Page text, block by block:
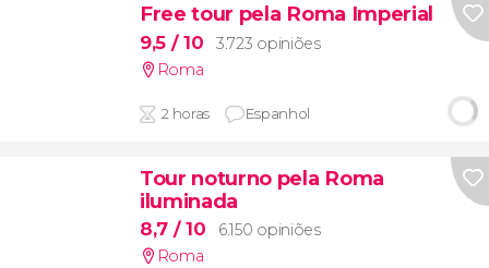
Free tour pela Roma Imperial
9,5 / 10
3.723 opiniões
Roma
2 horas Espanhol
Tour noturno pela Roma
iluminada
8,7 / 10
6.150 opiniões
Roma